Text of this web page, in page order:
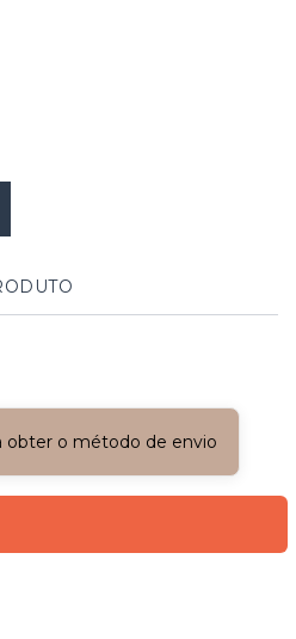
obter o método de envio